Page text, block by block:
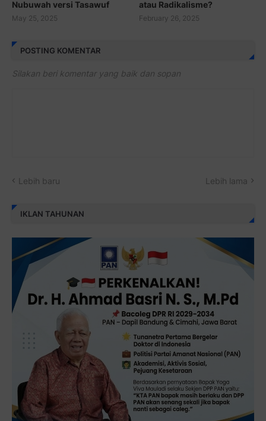
Nubuwah versi Tasawuf
May 25, 2025
atau Radikalisme?
February 26, 2025
POSTING KOMENTAR
Silakan beri komentar yang baik dan sopan
Lebih baru Lebih lama
IKLAN TAHUNAN